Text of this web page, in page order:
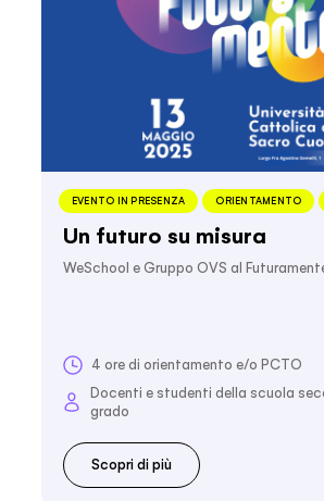
EVENTO IN PRESENZA ORIENTAMENTO
Un futuro su misura
WeSchool e Gruppo OVS al
4 ore di orientamento e/o PCTO
Docenti e studenti della scuola
grado
Scopri di più